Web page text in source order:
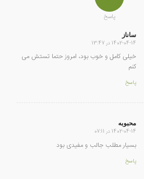
پاسخ
ساناز
گفته:
1402-04-14 در 13:47
خیلی کامل و خوب بود، امروز حتما تستش می
کنم
پاسخ
محبوبه
گفته:
1402-04-14 در 07:11
بسیار مطلب جالب و مفیدی بود
پاسخ